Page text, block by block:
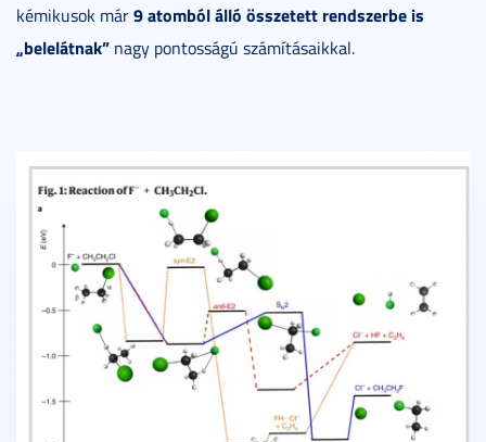
kémikusok már9 atomból álló összetett rendszerbe is
„belelátnak” nagy pontosságú számításaikkal.